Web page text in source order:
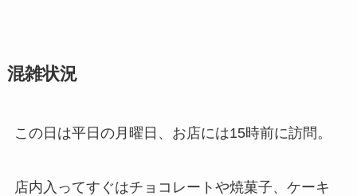
混雑状況
この日は平日の月曜日、お店には15時前に訪問。
店内入ってすぐはチョコレートや焼菓子、ケーキ